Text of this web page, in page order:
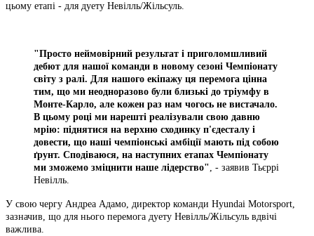
цьому етапі - для дуету Невілль/Жільсуль.
"Просто неймовірний результат і приголомшливий
дебют для нашої команди в новому сезоні Чемпіонату
світу з ралі. Для нашого екіпажу ця перемога цінна
тим, що ми неодноразово були близькі до тріумфу в
Монте-Карло, але кожен раз нам чогось не вистачало.
В цьому році ми нарешті реалізували свою давню
мрію: піднятися на верхню сходинку п'єдесталу і
довести, що наші чемпіонські амбіції мають під собою
ґрунт. Сподіваюся, на наступних етапах Чемпіонату
ми зможемо зміцнити наше лідерство", - заявив Тьєррі
Невілль.
У свою чергу Андреа Адамо, директор команди Hyundai Motorsport,
зазначив, що для нього перемога дуету Невілль/Жільсуль вдвічі
важлива.